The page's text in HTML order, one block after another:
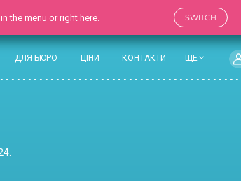
ДЛЯ БЮРО ЦІНИ КОНТАКТИ ЩЕ
the menu or right here. SWITCH